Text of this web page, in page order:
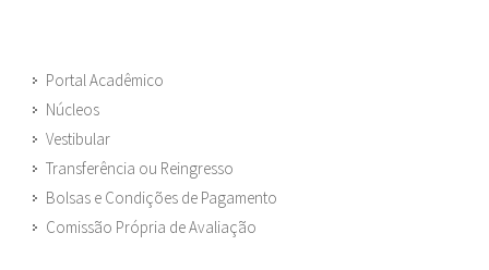
Portal Acadêmico
Núcleos
Vestibular
Transferência ou Reingresso
Bolsas e Condições de Pagamento
Comissão Própria de Avaliação